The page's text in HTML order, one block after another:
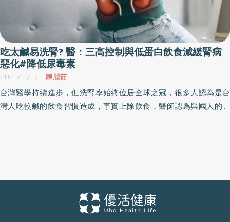
吃太鹹易洗腎? 醫：三高控制與低蛋白飲食減緩腎病
惡化#降低尿毒素
2023/01/07 陳麗茹
台灣醫學持續進步，但洗腎率始終位居全球之冠，很多人認為是台
灣人吃較鹹的飲食習慣造成，事實上除飲食，醫師認為與國人的三
腎前就已死亡，因此洗腎的盛行率沒有現在這麼高；現今對於洗腎
病患照護較完備，也延長了存活的年限，這也是洗腎盛行率高的原